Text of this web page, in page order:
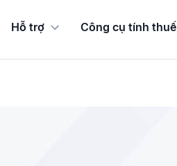
Hỗ trợ Công cụ tính thuế